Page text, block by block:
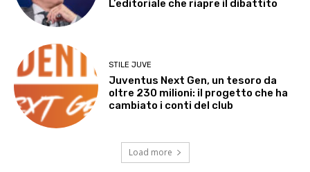
L’editoriale che riapre il dibattito
STILE JUVE
Juventus Next Gen, un tesoro da
oltre 230 milioni: il progetto che ha
cambiato i conti del club
Load more